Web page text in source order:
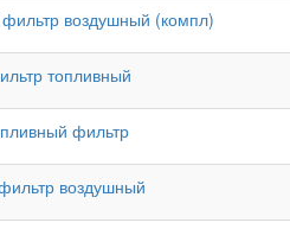
воздушный (компл)
топливный
фильтр
воздушный